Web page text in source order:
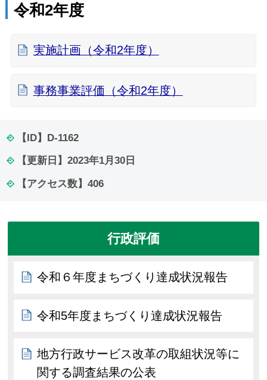
令和2年度
実施計画（令和2年度）
事務事業評価（令和2年度）
【ID】 D-1162
【更新日】 2023年1月30日
【アクセス数】 406
行政評価
令和６年度まちづくり達成状況報告
令和5年度まちづくり達成状況報告
地方行政サービス改革の取組状況等に
関する調査結果の公表